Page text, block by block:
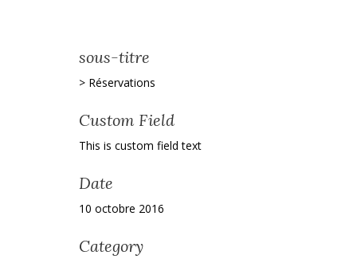
sous-titre
> Réservations
Custom Field
This is custom field text
Date
10 octobre 2016
Category